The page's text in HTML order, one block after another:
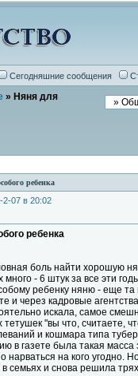
Сегодняшние сообщения
» Няня для
ребенка
07 в 20:02
ребенка
боль найти хорошую
- 6 штук за все эти
ребенку няню - еще
и через кадровые
искала, самое
"вы что, считаете,
и кошмара типа
в газете была такая масса
нарваться на кого угодно.
в семьях и снова решила